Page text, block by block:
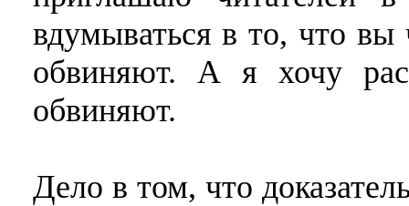
вдумываться в то, что вы
обвиняют. А я хочу
обвиняют.
Дело в том, что